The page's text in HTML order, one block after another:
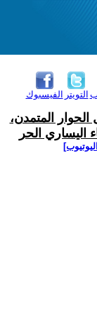
الفيسبوك التويتر
المتمدن،
اليساري الحر